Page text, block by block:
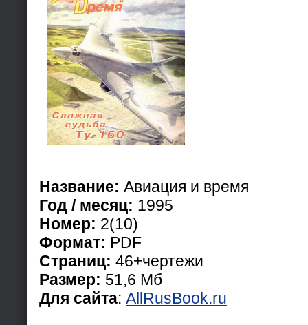
Название: Авиация и время
Год / месяц: 1995
Номер: 2(10)
Формат: PDF
Страниц: 46+чертежи
Размер: 51,6 Мб
Для сайта: AllRusBook.ru